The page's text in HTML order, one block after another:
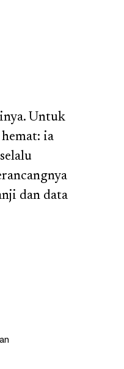
Untuk
ia
dan data